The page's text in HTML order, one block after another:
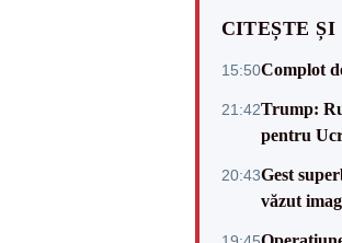
CITEȘTE ȘI
15:50Complot
21:42Trump:
pentru
20:43Gest
văzut